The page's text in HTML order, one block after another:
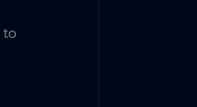
to